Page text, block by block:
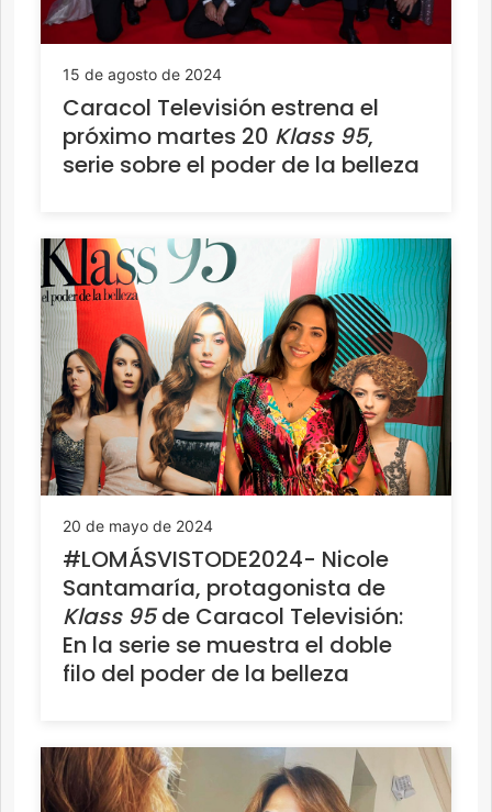
15 de agosto de 2024
Caracol Televisión estrena el
próximo martes 20 Klass 95,
serie sobre el poder de la belleza
20 de mayo de 2024
#LOMÁSVISTODE2024- Nicole
Santamaría, protagonista de
Klass 95de Caracol Televisión:
En la serie se muestra el doble
filo del poder de la belleza